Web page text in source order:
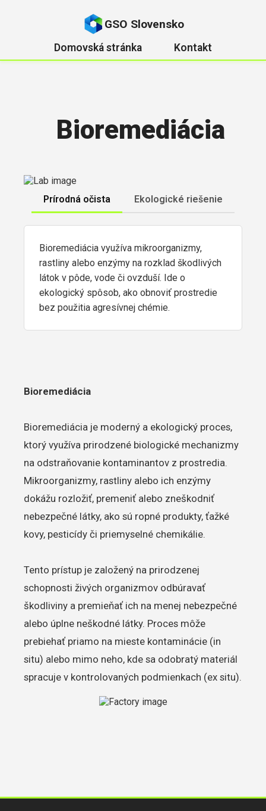
GSO Slovensko
Domovská stránka Kontakt
Bioremediácia
Prírodná očista Ekologické riešenie
Bioremediácia využíva mikroorganizmy,
rastliny alebo enzýmy na rozklad škodlivých
látok v pôde, vode či ovzduší. Ide o
ekologický spôsob, ako obnoviť prostredie
bez použitia agresívnej chémie.
Bioremediácia
Bioremediácia je moderný a ekologický proces,
ktorý využíva prirodzené biologické mechanizmy
na odstraňovanie kontaminantov z prostredia.
Mikroorganizmy, rastliny alebo ich enzýmy
dokážu rozložiť, premeniť alebo zneškodniť
nebezpečné látky, ako sú ropné produkty, ťažké
kovy, pesticídy či priemyselné chemikálie.
Tento prístup je založený na prirodzenej
schopnosti živých organizmov odbúravať
škodliviny a premieňať ich na menej nebezpečné
alebo úplne neškodné látky. Proces môže
prebiehať priamo na mieste kontaminácie (in
situ) alebo mimo neho, kde sa odobratý materiál
spracuje v kontrolovaných podmienkach (ex situ).